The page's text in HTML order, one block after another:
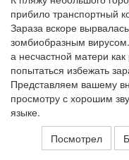
прибило транспортный
Зараза вскоре
зомбиобразным
а несчастной матери
попытаться избежать
Представляем вашему
просмотру с хорошим
языке.
Посмотрел